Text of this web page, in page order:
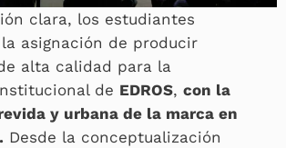
clara, los estudiantes
asignación de producir
alta calidad para la
de EDROS,con la
y urbana de la marca en
Desde la conceptualización